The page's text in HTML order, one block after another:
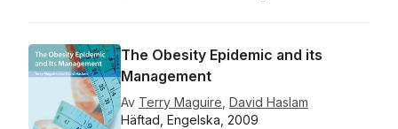
The Obesity Epidemic and its
Management
Av Terry Maguire David Haslam
Häftad, Engelska, 2009